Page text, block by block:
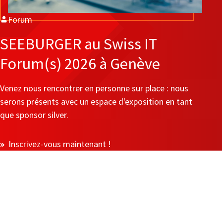
Forum
SEEBURGER au Swiss IT
Forum(s) 2026 à Genève
Venez nous rencontrer en personne sur place : nous
serons présents avec un espace d'exposition en tant
que sponsor silver.
Inscrivez-vous maintenant !